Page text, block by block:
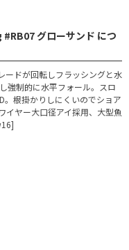
グローサンド につ
ードが回転しフラッシングと水
強制的に水平フォール。スロ
。根掛かりしにくいのでショア
イヤー大口径アイ採用、大型魚